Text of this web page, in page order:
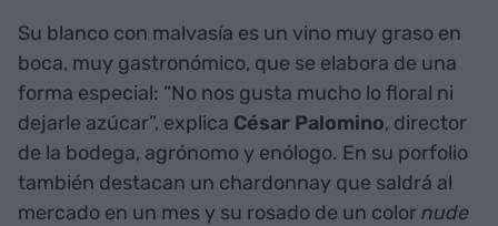
Su blanco con malvasía es un vino muy graso en
boca, muy gastronómico, que se elabora de una
forma especial: “No nos gusta mucho lo floral ni
dejarle azúcar”, explica César Palomino, director
de la bodega, agrónomo y enólogo. En su porfolio
también destacan un chardonnay que saldrá al
mercado en un mes y su rosado de un colornude